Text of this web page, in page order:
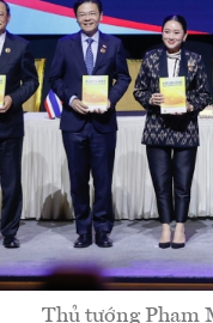
Thủ tướng Phạm